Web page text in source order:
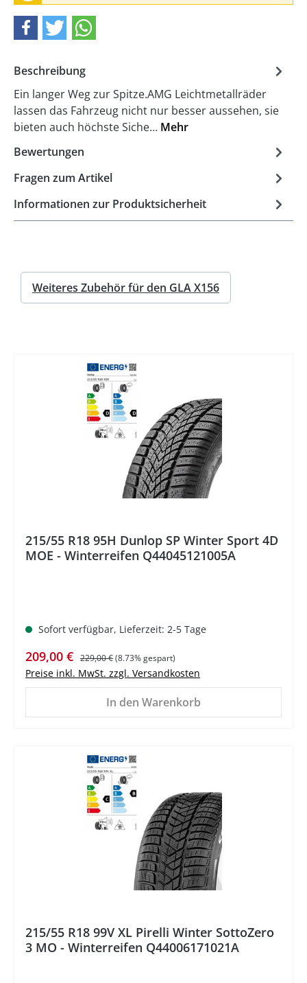
Beschreibung
Ein langer Weg zur Spitze.AMG Leichtmetallräder
lassen das Fahrzeug nicht nur besser aussehen, sie
bieten auch höchste Siche… Mehr
Bewertungen
Fragen zum Artikel
Informationen zur Produktsicherheit
Weiteres Zubehör für den GLA X156
215/55 R18 95H Dunlop SP Winter Sport 4D
MOE - Winterreifen Q44045121005A
Sofort verfügbar, Lieferzeit: 2-5 Tage
Verkaufspreis:
209,00 € Regulärer Preis:
229,00 €(8.73% gespart)
Preise inkl. MwSt. zzgl. Versandkosten
In den Warenkorb
215/55 R18 99V XL Pirelli Winter SottoZero
3 MO - Winterreifen Q44006171021A